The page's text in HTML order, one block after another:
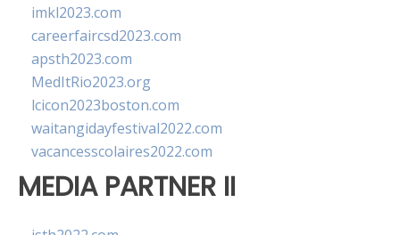
imkl2023.com
careerfaircsd2023.com
apsth2023.com
MedItRio2023.org
lcicon2023boston.com
waitangidayfestival2022.com
vacancesscolaires2022.com
MEDIA PARTNER II